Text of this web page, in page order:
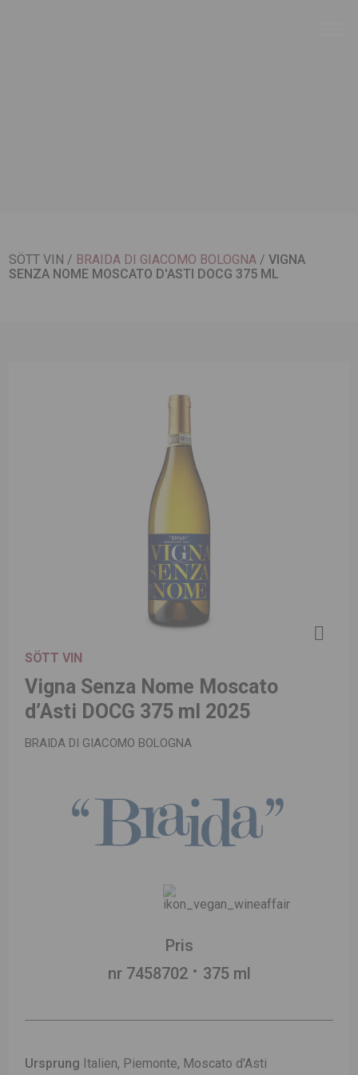
SÖTT VIN / BRAIDA DI GIACOMO BOLOGNA /VIGNA
SENZA NOME MOSCATO D'ASTI DOCG 375 ML
SÖTT VIN
Vigna Senza Nome Moscato
d’Asti DOCG 375 ml 2025
BRAIDA DI GIACOMO BOLOGNA
Pris
nr 7458702
375 ml
Ursprung Italien, Piemonte, Moscato d'Asti